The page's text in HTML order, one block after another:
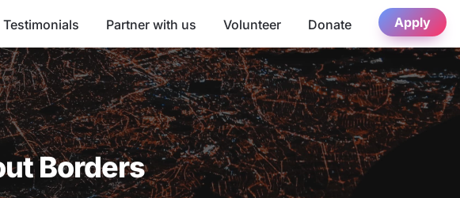
Testimonials Partner with us Volunteer Donate Apply
Borders